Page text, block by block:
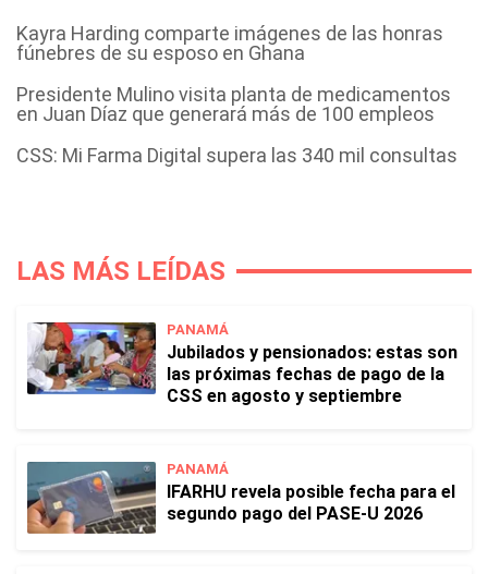
Kayra Harding comparte imágenes de las honras
fúnebres de su esposo en Ghana
Presidente Mulino visita planta de medicamentos
en Juan Díaz que generará más de 100 empleos
CSS: Mi Farma Digital supera las 340 mil consultas
LAS MÁS LEÍDAS
PANAMÁ
Jubilados y pensionados: estas son
las próximas fechas de pago de la
CSS en agosto y septiembre
PANAMÁ
IFARHU revela posible fecha para el
segundo pago del PASE-U 2026